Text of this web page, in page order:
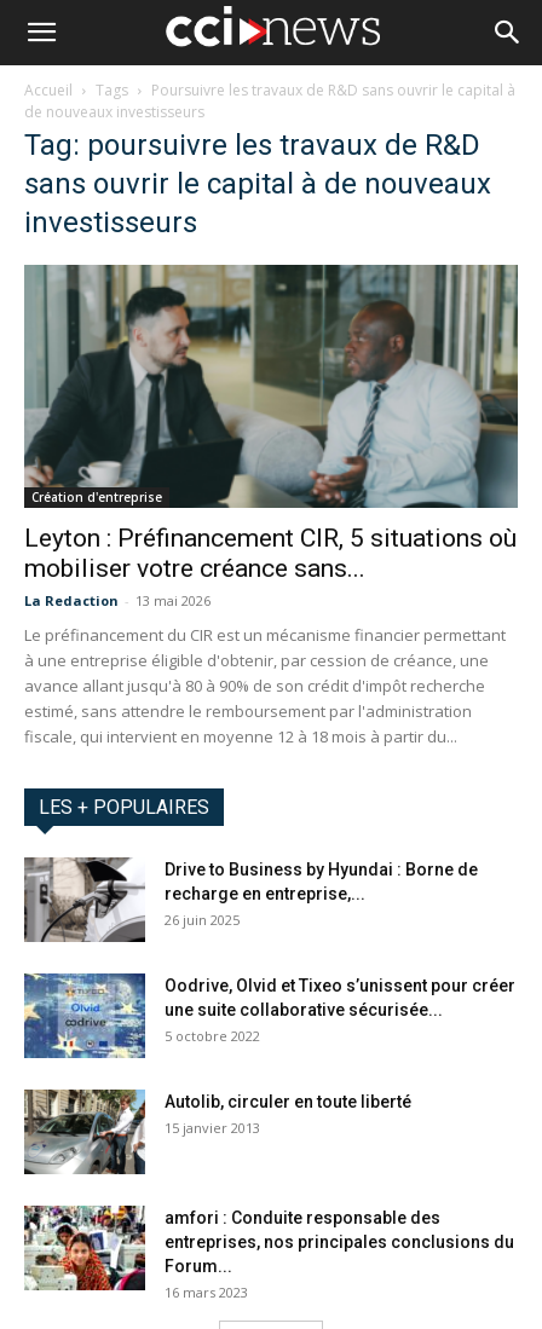
Accueil Tags
Poursuivre les travaux de R&D sans ouvrir le capital à
de nouveaux investisseurs
Tag: poursuivre les travaux de R&D
sans ouvrir le capital à de nouveaux
investisseurs
Création d'entreprise
Leyton : Préfinancement CIR, 5 situations où
mobiliser votre créance sans...
La Redaction - 13 mai 2026
Le préfinancement du CIR est un mécanisme financier permettant
à une entreprise éligible d'obtenir, par cession de créance, une
avance allant jusqu'à 80 à 90% de son crédit d'impôt recherche
estimé, sans attendre le remboursement par l'administration
fiscale, qui intervient en moyenne 12 à 18 mois à partir du...
LES + POPULAIRES
Drive to Business by Hyundai : Borne de
recharge en entreprise,...
26 juin 2025
Oodrive, Olvid et Tixeo s’unissent pour créer
une suite collaborative sécurisée...
5 octobre 2022
Autolib, circuler en toute liberté
15 janvier 2013
amfori : Conduite responsable des
entreprises, nos principales conclusions du
Forum...
16 mars 2023